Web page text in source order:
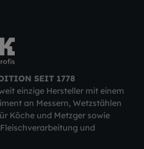
SEIT 1778
einzige Hersteller mit einem
an Messern, Wetzstählen
Köche und Metzger sowie
und